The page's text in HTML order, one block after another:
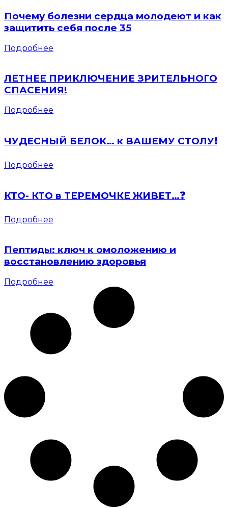
Почему болезни сердца молодеют и как
защитить себя после 35
Подробнее
ЛЕТНЕЕ ПРИКЛЮЧЕНИЕ ЗРИТЕЛЬНОГО
СПАСЕНИЯ!
Подробнее
ЧУДЕСНЫЙ БЕЛОК… к ВАШЕМУ СТОЛУ❗️
Подробнее
КТО- КТО в ТЕРЕМОЧКЕ ЖИВЕТ…❓
Подробнее
Пептиды: ключ к омоложению и
восстановлению здоровья
Подробнее